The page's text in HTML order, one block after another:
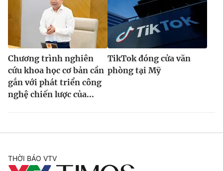
Chương trình nghiên
cứu khoa học cơ bản cần
gắn với phát triển công
nghệ chiến lược của...
TikTok đóng cửa văn
phòng tại Mỹ
THỜI BÁO VTV